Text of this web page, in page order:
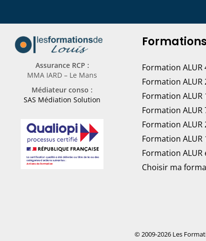
Assurance RCP :
MMA IARD – Le Mans
Médiateur conso :
SAS Médiation Solution
Formations
Formation ALUR
Formation ALUR
Formation ALUR
Formation ALUR
Formation ALUR
Formation ALUR
Formation ALUR
Choisir ma
© 2009-2026 Les